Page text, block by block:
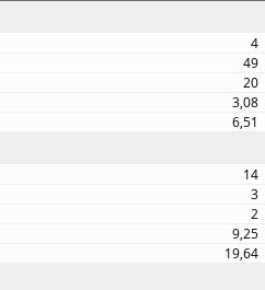
4
49
20
3,08
6,51
14
3
2
9,25
19,64